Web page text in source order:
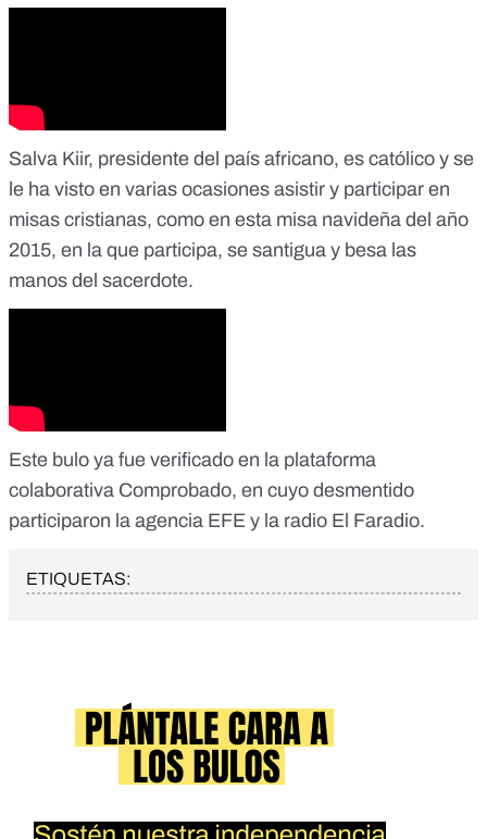
Salva Kiir, presidente del país africano, es católico y se
le ha visto en varias ocasiones asistir y participar en
misas cristianas, como en esta misa navideña del año
2015, en la que participa, se santigua y besa las
manos del sacerdote.
Este bulo ya fue verificado en la plataforma
colaborativa Comprobado, en cuyo desmentido
participaron la agencia EFE y la radio El Faradio.
ETIQUETAS: